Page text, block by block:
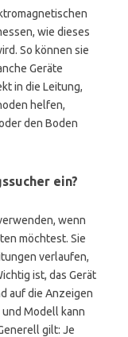
wie dieses
So können sie
Geräte
in die Leitung,
helfen,
den Boden
ein?
wenn
möchtest. Sie
verlaufen,
ist, das Gerät
auf die Anzeigen
Modell kann
gilt: Je